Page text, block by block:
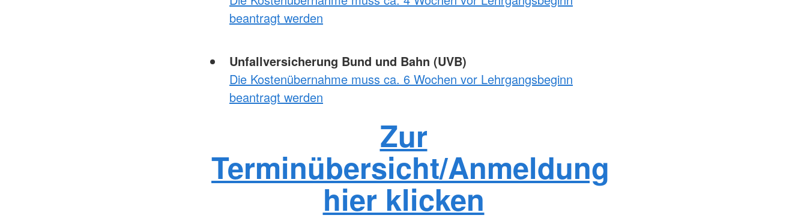
beantragt werden
Unfallversicherung Bund und Bahn (UVB)
Die Kostenübernahme muss ca. 6 Wochen vor Lehrgangsbeginn
beantragt werden
Zur
Terminübersicht/Anmeldung
hier klicken